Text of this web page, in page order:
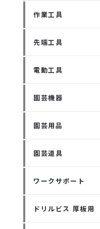
作業工具
先端工具
電動工具
園芸機器
園芸用品
園芸道具
ワークサポート
ドリルビス 厚板用